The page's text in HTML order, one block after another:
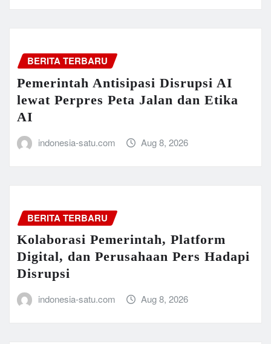
BERITA TERBARU
Pemerintah Antisipasi Disrupsi AI
lewat Perpres Peta Jalan dan Etika
AI
indonesia-satu.com Aug 8, 2026
BERITA TERBARU
Kolaborasi Pemerintah, Platform
Digital, dan Perusahaan Pers Hadapi
Disrupsi
indonesia-satu.com Aug 8, 2026